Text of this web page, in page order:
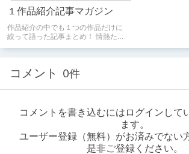
１作品紹介記事マガジン
作品紹介の中でも１つの作品だけに
絞って語った記事まとめ！ 情熱たっ
コメント 0件
コメントを書き込むにはログインして
ます。
ユーザー登録（無料）がお済みでない
是非ご登録ください。